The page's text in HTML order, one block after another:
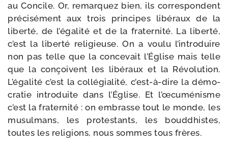
au Concile. Or, remar­quez bien, ils cor­res­pondent
pré­ci­sé­ment aux trois prin­cipes libé­raux de la
liber­té, de l’égalité et de la fra­ter­ni­té. La liber­té,
c’est la liber­té reli­gieuse. On a vou­lu l’introduire
non pas telle que la conce­vait l’Église mais telle
que la conçoivent les libé­raux et la Révolution.
L’égalité c’est la col­lé­gia­li­té, c’est-à-dire la démo­
cra­tie intro­duite dans l’Église. Et l’œcuménisme
c’est la fra­ter­ni­té : on embrasse tout le monde, les
musul­mans, les pro­tes­tants, les boud­dhistes,
toutes les reli­gions, nous sommes tous frères.